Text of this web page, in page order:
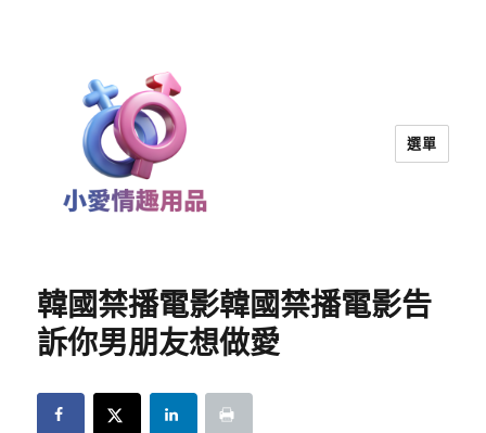
選單
韓國禁播電影韓國禁播電影告
訴你男朋友想做愛